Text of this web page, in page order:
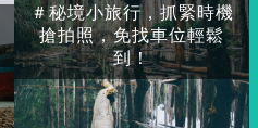
＃秘境小旅行，抓緊時機
搶拍照，免找車位輕鬆
到！